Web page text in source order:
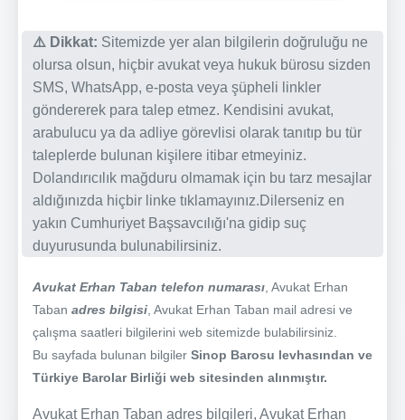
⚠️ Dikkat: Sitemizde yer alan bilgilerin doğruluğu ne
olursa olsun, hiçbir avukat veya hukuk bürosu sizden
SMS, WhatsApp, e-posta veya şüpheli linkler
göndererek para talep etmez. Kendisini avukat,
arabulucu ya da adliye görevlisi olarak tanıtıp bu tür
taleplerde bulunan kişilere itibar etmeyiniz.
Dolandırıcılık mağduru olmamak için bu tarz mesajlar
aldığınızda hiçbir linke tıklamayınız.Dilerseniz en
yakın Cumhuriyet Başsavcılığı'na gidip suç
duyurusunda bulunabilirsiniz.
Avukat Erhan Taban telefon numarası , Avukat Erhan
Taban adres bilgisi , Avukat Erhan Taban mail adresi ve
çalışma saatleri bilgilerini web sitemizde bulabilirsiniz.
Bu sayfada bulunan bilgiler Sinop Barosu levhasından ve
Türkiye Barolar Birliği web sitesinden alınmıştır.
Avukat Erhan Taban adres bilgileri, Avukat Erhan